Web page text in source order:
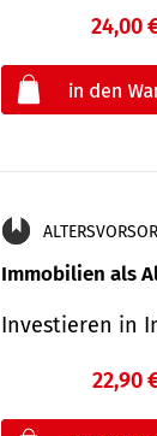
24,00
Immobilien als
Investieren in
22,90